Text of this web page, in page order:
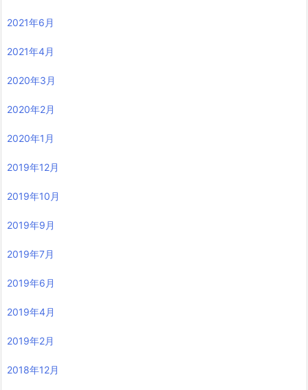
2021年6月
2021年4月
2020年3月
2020年2月
2020年1月
2019年12月
2019年10月
2019年9月
2019年7月
2019年6月
2019年4月
2019年2月
2018年12月